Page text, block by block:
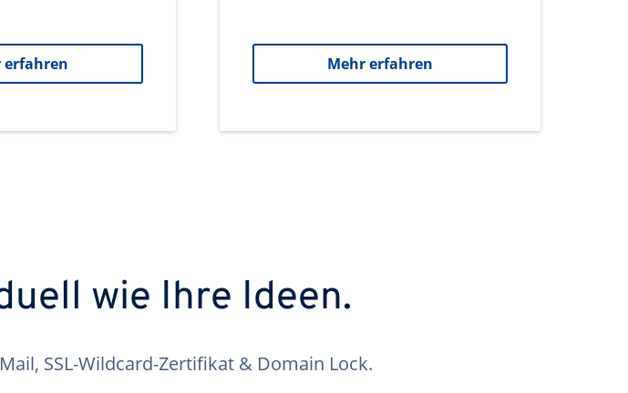
erfahren Mehr erfahren
wie Ihre Ideen.
SSL-Wildcard-Zertifikat & Domain Lock.